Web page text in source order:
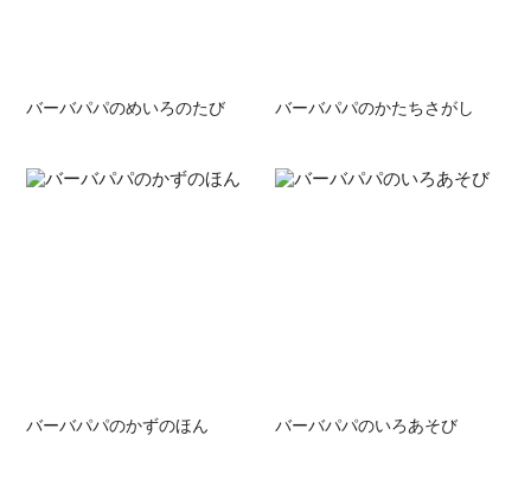
バーバパパのめいろのたび バーバパパのかたちさがし
バーバパパのかずのほん バーバパパのいろあそび